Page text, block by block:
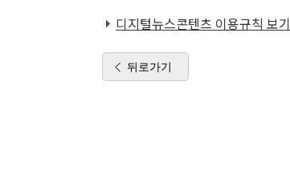
디지털뉴스콘텐츠 이용규칙 보기
뒤로가기